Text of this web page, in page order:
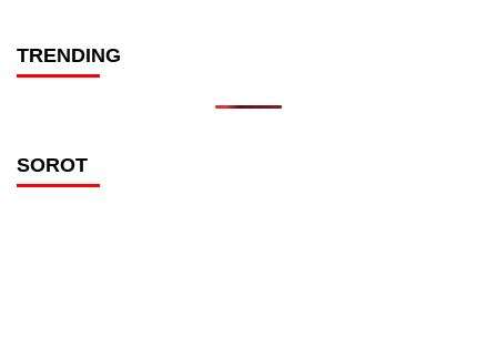
TRENDING
SOROT